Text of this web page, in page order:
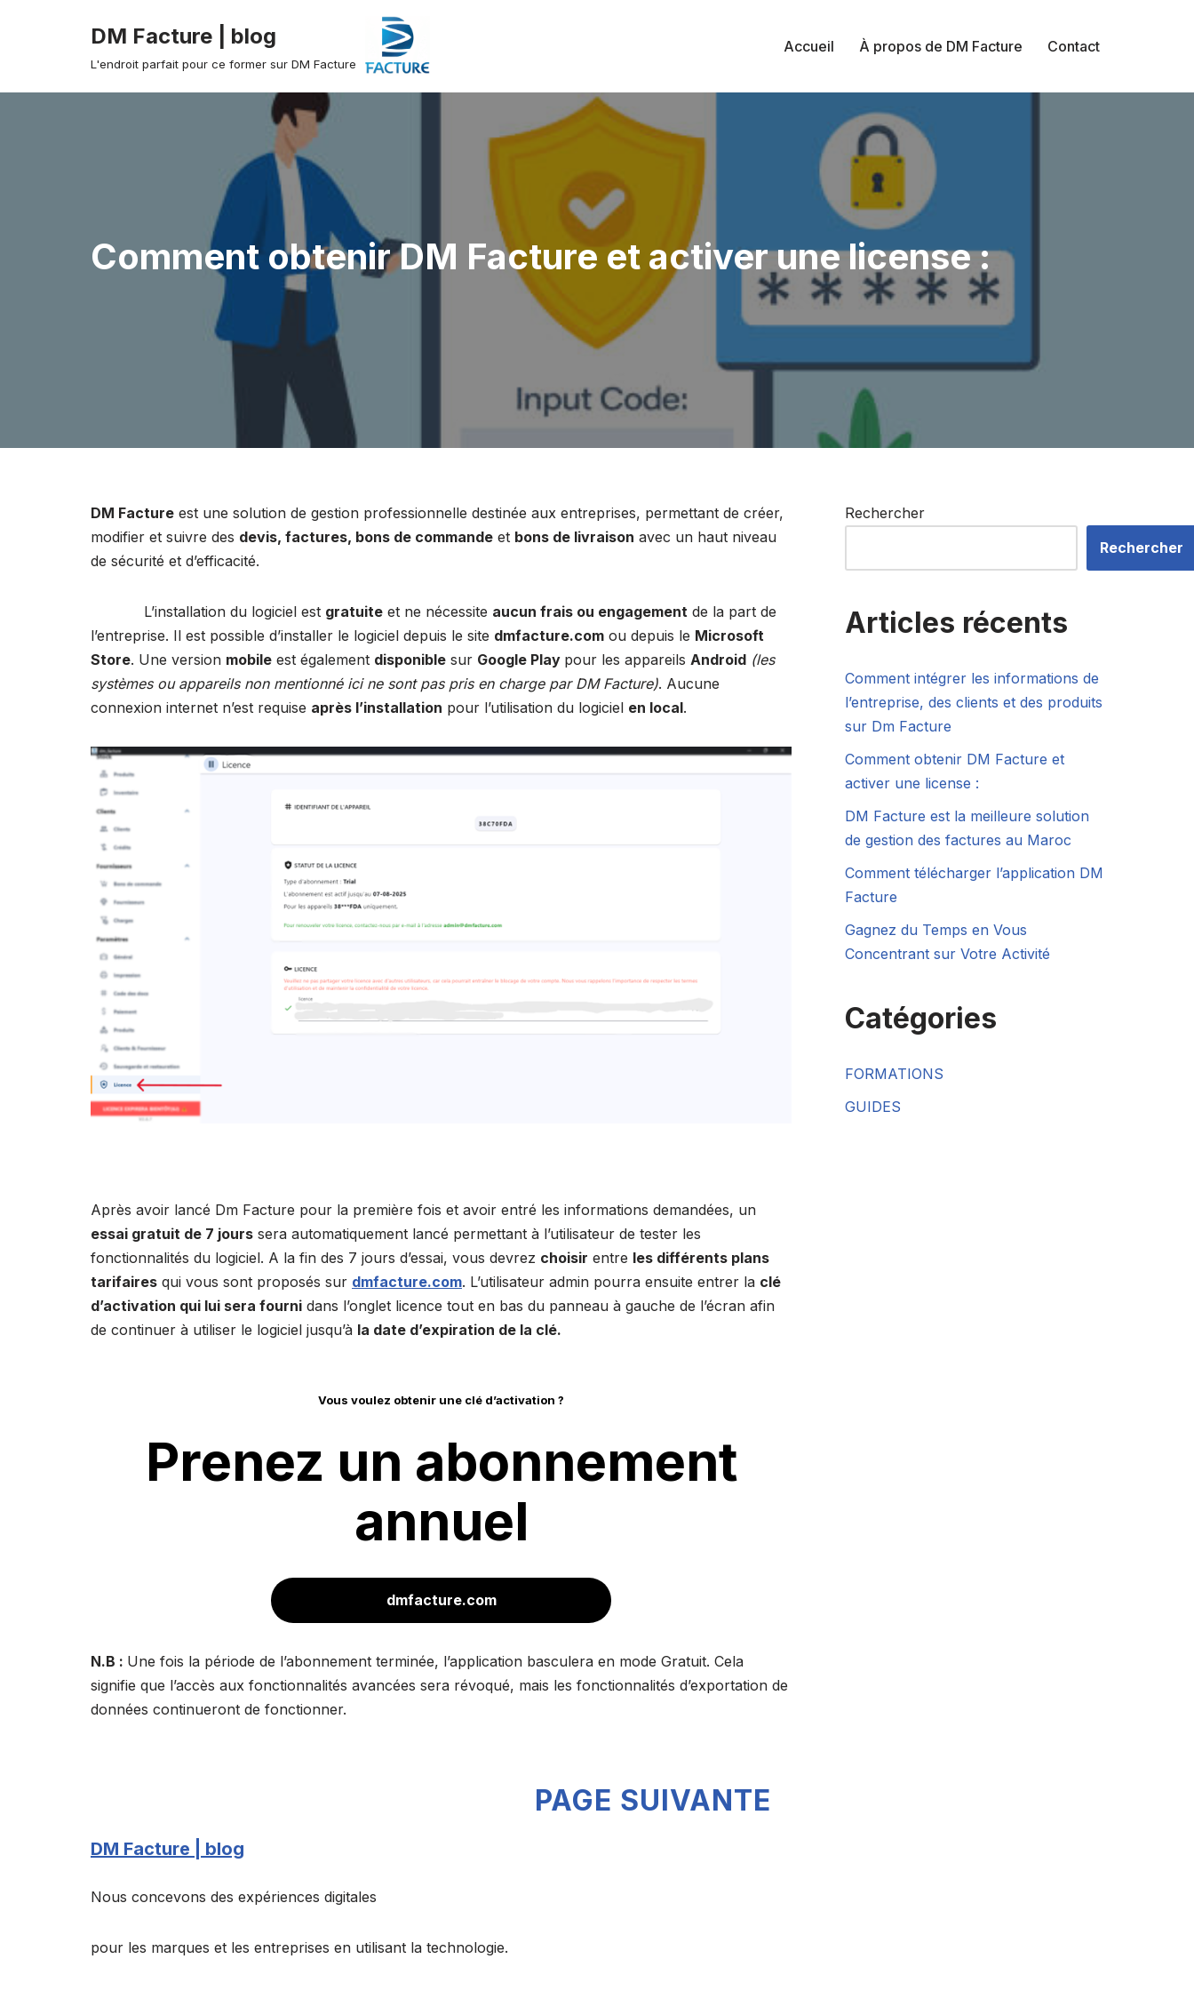
contenu
DM Facture | blog
L'endroit parfait pour ce former sur DM Facture
Accueil À propos de DM Facture Contact
Comment obtenir DM Facture et activer une license :
DM Facture est une solution de gestion professionnelle destinée aux entreprises, permettant de créer,
modifier et suivre des devis, factures, bons de commande et bons de livraison avec un haut niveau
de sécurité et d’efficacité.
L’installation du logiciel est gratuite et ne nécessite aucun frais ou engagement de la part de
l’entreprise. Il est possible d’installer le logiciel depuis le site dmfacture.com ou depuis le Microsoft
Store. Une version mobile est également disponible sur Google Play pour les appareils Android (les
systèmes ou appareils non mentionné ici ne sont pas pris en charge par DM Facture). Aucune
connexion internet n’est requise après l’installation pour l’utilisation du logiciel en local.
Après avoir lancé Dm Facture pour la première fois et avoir entré les informations demandées, un
essai gratuit de 7 jours sera automatiquement lancé permettant à l’utilisateur de tester les
fonctionnalités du logiciel. A la fin des 7 jours d’essai, vous devrez choisir entre les différents plans
tarifaires qui vous sont proposés sur dmfacture.com. L’utilisateur admin pourra ensuite entrer la clé
d’activation qui lui sera fourni dans l’onglet licence tout en bas du panneau à gauche de l’écran afin
de continuer à utiliser le logiciel jusqu’à la date d’expiration de la clé.
Vous voulez obtenir une clé d’activation ?
Prenez un abonnement
annuel
dmfacture.com
N.B : Une fois la période de l’abonnement terminée, l’application basculera en mode Gratuit. Cela
signifie que l’accès aux fonctionnalités avancées sera révoqué, mais les fonctionnalités d’exportation de
données continueront de fonctionner.
PAGE SUIVANTE
DM Facture | blog
Nous concevons des expériences digitales
pour les marques et les entreprises en utilisant la technologie.
Rechercher
Rechercher
Articles récents
Comment intégrer les informations de
l’entreprise, des clients et des produits
sur Dm Facture
Comment obtenir DM Facture et
activer une license :
DM Facture est la meilleure solution
de gestion des factures au Maroc
Comment télécharger l’application DM
Facture
Gagnez du Temps en Vous
Concentrant sur Votre Activité
Catégories
FORMATIONS
GUIDES